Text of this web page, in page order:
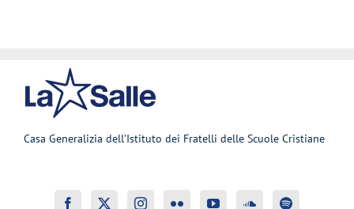
Casa Generalizia dell’Istituto dei Fratelli delle Scuole Cristiane